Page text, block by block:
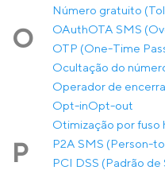
Número gratuito
O OAuthOTA SMS
OTP (One-Time
Ocultação do
Operador de
Opt-inOpt-out
Otimização por fuso
P
P2A SMS (Person-
PCI DSS (Padrão